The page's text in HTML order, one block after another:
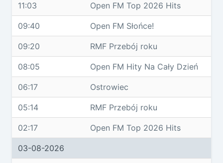
11:03 Open FM Top 2026 Hits
09:40 Open FM Słońce!
09:20 RMF Przebój roku
08:05 Open FM Hity Na Cały Dzień
06:17 Ostrowiec
05:14 RMF Przebój roku
02:17 Open FM Top 2026 Hits
03-08-2026